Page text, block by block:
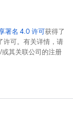
署名 4.0 许可获得了
许可。有关详情，请
其关联公司的注册